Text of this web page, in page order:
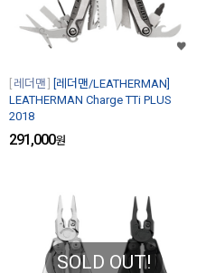
레더맨
[레더맨/LEATHERMAN]
LEATHERMAN Charge TTi PLUS
2018
291,000원
SOLD OUT!